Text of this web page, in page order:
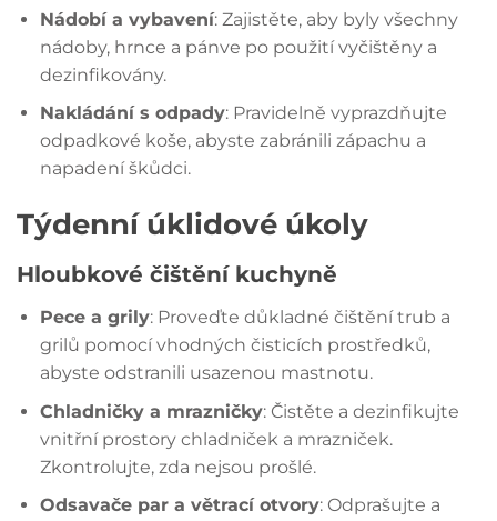
Nádobí a vybavení: Zajistěte, aby byly všechny
nádoby, hrnce a pánve po použití vyčištěny a
dezinfikovány.
Nakládání s odpady: Pravidelně vyprazdňujte
odpadkové koše, abyste zabránili zápachu a
napadení škůdci.
Týdenní úklidové úkoly
Hloubkové čištění kuchyně
Pece a grily: Proveďte důkladné čištění trub a
grilů pomocí vhodných čisticích prostředků,
abyste odstranili usazenou mastnotu.
Chladničky a mrazničky: Čistěte a dezinfikujte
vnitřní prostory chladniček a mrazniček.
Zkontrolujte, zda nejsou prošlé.
Odsavače par a větrací otvory: Odprašujte a